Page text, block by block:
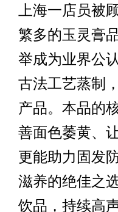
上海一店员被
繁多的玉灵膏
举成为业界公
古法工艺蒸制
产品。本品的
善面色萎黄、
更能助力固发
滋养的绝佳之
饮品，持续高